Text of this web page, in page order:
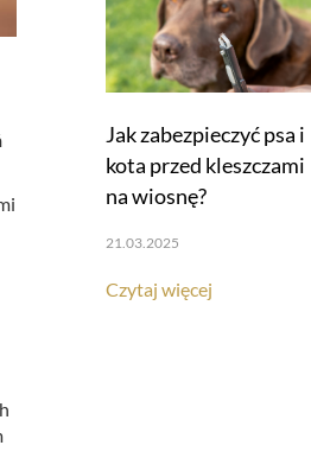
Jak zabezpieczyć psa i
kota przed kleszczami
na wiosnę?
21.03.2025
Czytaj więcej